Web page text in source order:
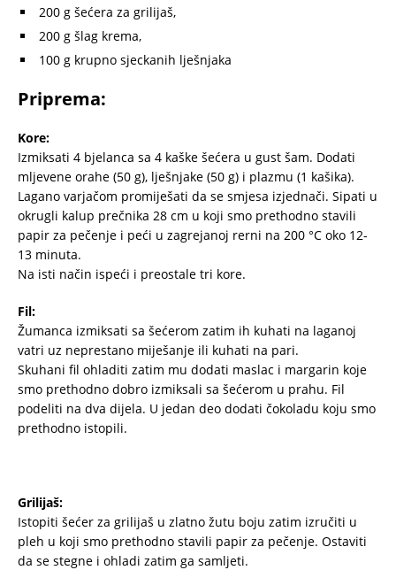
200 g šećera za grilijaš,
200 g šlag krema,
100 g krupno sjeckanih lješnjaka
Priprema:
Kore:
Izmiksati 4 bjelanca sa 4 kaške šećera u gust šam. Dodati
mljevene orahe (50 g), lješnjake (50 g) i plazmu (1 kašika).
Lagano varjačom promiješati da se smjesa izjednači. Sipati u
okrugli kalup prečnika 28 cm u koji smo prethodno stavili
papir za pečenje i peći u zagrejanoj rerni na 200 °C oko 12-
13 minuta.
Na isti način ispeći i preostale tri kore.
Fil:
Žumanca izmiksati sa šećerom zatim ih kuhati na laganoj
vatri uz neprestano miješanje ili kuhati na pari.
Skuhani fil ohladiti zatim mu dodati maslac i margarin koje
smo prethodno dobro izmiksali sa šećerom u prahu. Fil
podeliti na dva dijela. U jedan deo dodati čokoladu koju smo
prethodno istopili.
Grilijaš:
Istopiti šećer za grilijaš u zlatno žutu boju zatim izručiti u
pleh u koji smo prethodno stavili papir za pečenje. Ostaviti
da se stegne i ohladi zatim ga samljeti.